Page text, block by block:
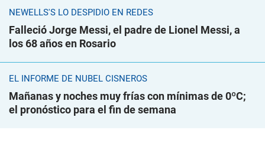
NEWELLS'S LO DESPIDIÓ EN REDES
Falleció Jorge Messi, el padre de Lionel Messi, a
los 68 años en Rosario
EL INFORME DE NUBEL CISNEROS
Mañanas y noches muy frías con mínimas de 0ºC;
el pronóstico para el fin de semana